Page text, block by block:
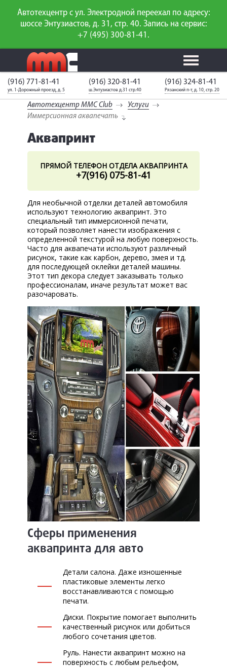
Автотехцентр с ул. Электродной переехал по адресу:
шоссе Энтузиастов, д. 31, стр. 40. Запись на сервис:
+7 (495) 300-81-41.
Калькулятор
ТО
Каталог
запчастей
Калькулятор
слесарного
ремонта
Ваш автомобиль
неизвестен
О СЕРВИСЕ
АКЦИИ
УСЛУГИ
Ремонт и ТО
Кузовной ремонт
Диагностика
Сход-развал
Эвакуатор
Аквапринт
Автохимия
Масло Lubrex
КОРП.КЛИЕНТАМ
ЦЕНЫ
ЗАПЧАСТИ
ОТЗЫВЫ
КОНТАКТЫ
ЗАПИСЬ НА СЕРВИС
ЗАДАТЬ ВОПРОС
(916) 771-81-41
ул. 1-Дорожный проезд, д. 5
(916) 320-81-41
ш.Энтузиастов д.31 стр.40
(916) 324-81-41
Рязанский п-т, д. 10, стр. 20
Автотехцентр MMC Club
Услуги
Иммерсионная аквапечать
Аквапринт
ПРЯМОЙ ТЕЛЕФОН ОТДЕЛА АКВАПРИНТА
+7(916) 075-81-41
Для необычной отделки деталей автомобиля
используют технологию аквапринт. Это
специальный тип иммерсионной печати,
который позволяет нанести изображения с
определенной текстурой на любую поверхность.
Часто для аквапечати используют различный
рисунок, такие как карбон, дерево, змея и тд.
для последующей оклейки деталей машины.
Этот тип декора следует заказывать только
профессионалам, иначе результат может вас
разочаровать.
Сферы применения
аквапринта для авто
Детали салона. Даже изношенные
пластиковые элементы легко
восстанавливаются с помощью
печати.
Диски. Покрытие помогает выполнить
качественный рисунок или добиться
любого сочетания цветов.
Руль. Нанести аквапринт можно на
поверхность с любым рельефом,